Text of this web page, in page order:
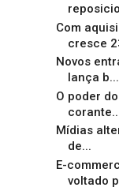
Com
cresce
Novos
lança b...
O poder
Mídias
de...
E-
voltado